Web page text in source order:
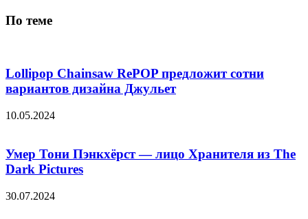
По теме
Lollipop Chainsaw RePOP предложит сотни
вариантов дизайна Джульет
10.05.2024
Умер Тони Пэнкхёрст — лицо Хранителя из The
Dark Pictures
30.07.2024